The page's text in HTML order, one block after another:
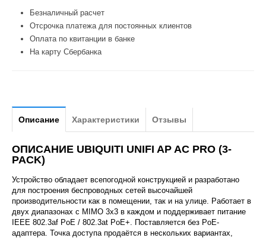
Безналичный расчет
Отсрочка платежа для постоянных клиентов
Оплата по квитанции в банке
На карту Сбербанка
Описание Характеристики Отзывы
ОПИСАНИЕ UBIQUITI UNIFI AP AC PRO (3-
PACK)
Устройство обладает всепогодной конструкцией и разработано
для построения беспроводных сетей высочайшей
производительности как в помещении, так и на улице. Работает в
двух диапазонах с MIMO 3x3 в каждом и поддерживает питание
IEEE 802.3af PoE / 802.3at PoE+. Поставляется без PoE-
адаптера. Точка доступа продаётся в нескольких вариантах,